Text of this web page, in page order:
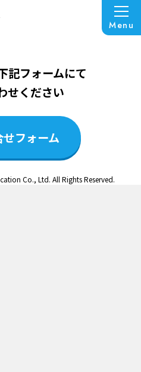
Menu
了いたしました
記フォームにて
せください
フォーム
Co., Ltd. All Rights Reserved.